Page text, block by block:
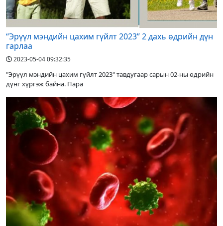
“Эрүүл мэндийн цахим гүйлт 2023” 2 дахь өдрийн дүн
гарлаа
2023-05-04 09:32:35
"Эрүүл мэндийн цахим гүйлт 2023" тавдугаар сарын 02-ны өдрийн
дүнг хүргэж байна. Пара